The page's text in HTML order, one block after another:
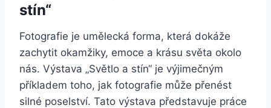
stín“
Fotografie je umělecká forma, která dokáže
zachytit okamžiky, emoce a krásu světa okolo
nás. Výstava „Světlo a stín“ je výjimečným
příkladem toho, jak fotografie může přenést
silné poselství. Tato výstava představuje práce